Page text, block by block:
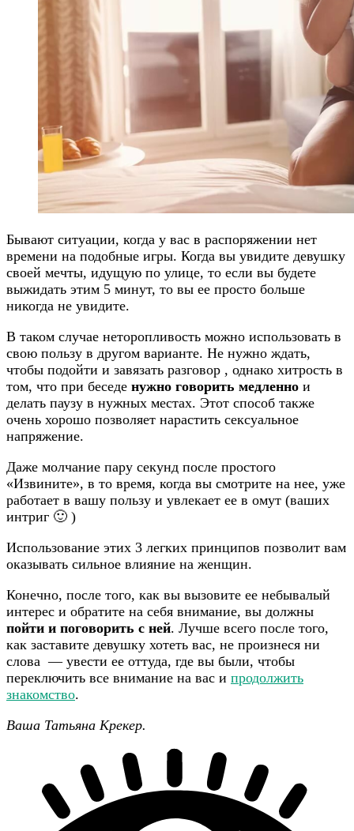
Бывают ситуации, когда у вас в распоряжении нет
времени на подобные игры. Когда вы увидите девушку
своей мечты, идущую по улице, то если вы будете
выжидать этим 5 минут, то вы ее просто больше
никогда не увидите.
В таком случае неторопливость можно использовать в
свою пользу в другом варианте. Не нужно ждать,
чтобы подойти и завязать разговор , однако хитрость в
том, что при беседе нужно говорить медленно и
делать паузу в нужных местах. Этот способ также
очень хорошо позволяет нарастить сексуальное
напряжение.
Даже молчание пару секунд после простого
«Извините», в то время, когда вы смотрите на нее, уже
работает в вашу пользу и увлекает ее в омут (ваших
интриг 🙂 )
Использование этих 3 легких принципов позволит вам
оказывать сильное влияние на женщин.
Конечно, после того, как вы вызовите ее небывалый
интерес и обратите на себя внимание, вы должны
пойти и поговорить с ней. Лучше всего после того,
как заставите девушку хотеть вас, не произнеся ни
слова — увести ее оттуда, где вы были, чтобы
переключить все внимание на вас и продолжить
знакомство.
Ваша Татьяна Крекер.